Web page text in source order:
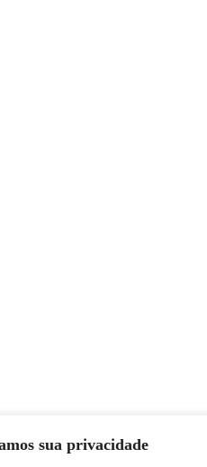
sua privacidade
a acessibilidade! Ouça